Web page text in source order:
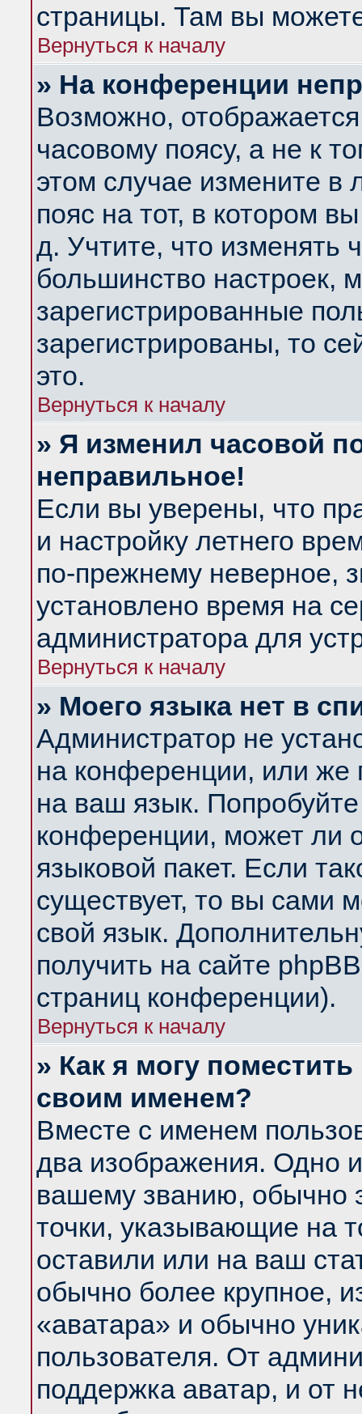
страницы. Там вы
Вернуться к началу
» На конференции
Возможно,
часовому поясу, а не к
этом случае измените в
пояс на тот, в котором
д. Учтите, что изменять
большинство настроек,
зарегистрированные
зарегистрированы, то
это.
Вернуться к началу
» Я изменил часовой
неправильное!
Если вы уверены, что
и настройку летнего
по-прежнему неверное,
установлено время на
администратора для
Вернуться к началу
» Моего языка нет в
Администратор не
на конференции, или же
на ваш язык.
конференции, может ли
языковой пакет. Если
существует, то вы сами
свой язык.
получить на сайте
страниц конференции).
Вернуться к началу
» Как я могу
своим именем?
Вместе с именем
два изображения. Одно
вашему званию, обычно
точки, указывающие на
оставили или на ваш
обычно более крупное,
«аватара» и обычно
пользователя. От
поддержка аватар, и от